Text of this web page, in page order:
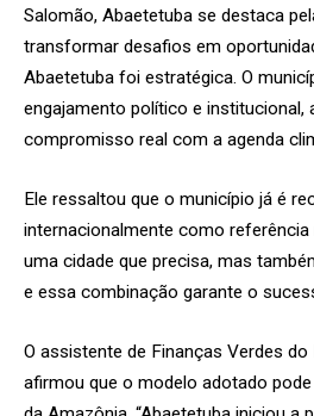
Salomão, Abaetetuba se destaca
transformar desafios em
Abaetetuba foi estratégica. O
engajamento político e institucional,
compromisso real com a agenda
Ele ressaltou que o município já é
internacionalmente como referência
uma cidade que precisa, mas
e essa combinação garante o
O assistente de Finanças Verdes
afirmou que o modelo adotado